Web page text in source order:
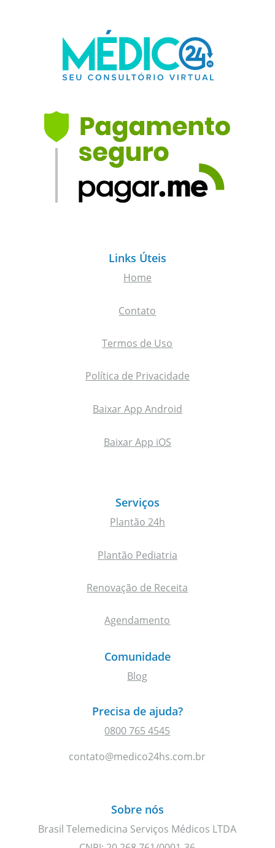
Links Úteis
Home
Contato
Termos de Uso
Política de Privacidade
Baixar App Android
Baixar App iOS
Serviços
Plantão 24h
Plantão Pediatria
Renovação de Receita
Agendamento
Comunidade
Blog
Precisa de ajuda?
0800 765 4545
contato@medico24hs.com.br
Sobre nós
Brasil Telemedicina Serviços Médicos LTDA